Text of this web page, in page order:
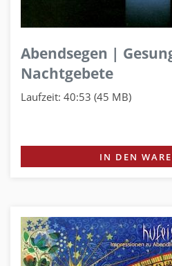
Abendsegen |
Nachtgebete
Laufzeit: 40:53 (45 MB)
IN DEN